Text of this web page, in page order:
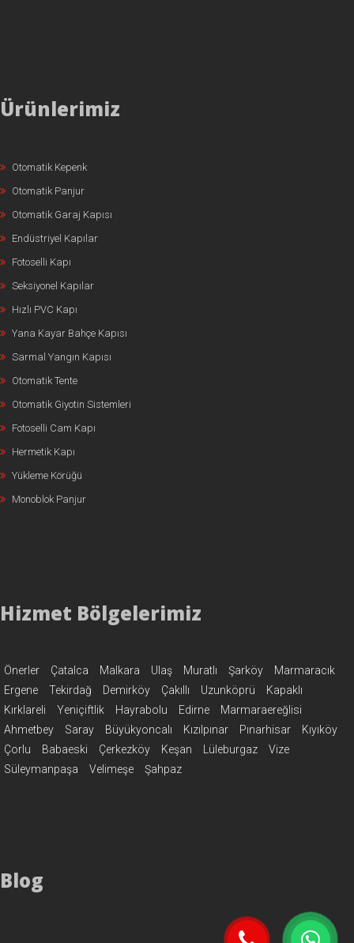
Ürünlerimiz
Otomatik Kepenk
Otomatik Panjur
Otomatik Garaj Kapısı
Endüstriyel Kapılar
Fotoselli Kapı
Seksiyonel Kapılar
Hızlı PVC Kapı
Yana Kayar Bahçe Kapısı
Sarmal Yangın Kapısı
Otomatik Tente
Otomatik Giyotin Sistemleri
Fotoselli Cam Kapı
Hermetik Kapı
Yükleme Körüğü
Monoblok Panjur
Hizmet Bölgelerimiz
Önerler Çatalca Malkara Ulaş Muratlı Şarköy
Marmaracık
Ergene
Tekirdağ Demirköy Çakıllı Uzunköprü
Kapaklı
Kırklareli
Yeniçiftlik Hayrabolu Edirne
Marmaraereğlisi
Ahmetbey
Saray Büyükyoncalı Kızılpınar Pınarhisar
Kıyıköy
Çorlu
Babaeski Çerkezköy Keşan Lüleburgaz
Vize
Süleymanpaşa
Velimeşe Şahpaz
Blog